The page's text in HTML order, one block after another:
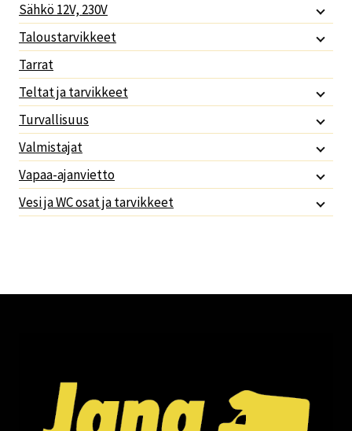
Sähkö 12V, 230V
Taloustarvikkeet
Tarrat
Teltat ja tarvikkeet
Turvallisuus
Valmistajat
Vapaa-ajanvietto
Vesi ja WC osat ja tarvikkeet